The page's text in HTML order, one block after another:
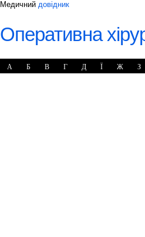
Медичний довідник
Оперативна
А Б В Г Д Ї Ж З